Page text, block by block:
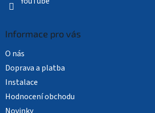
Informace pro vás
O nás
Doprava a platba
Instalace
Hodnocení obchodu
Novinky